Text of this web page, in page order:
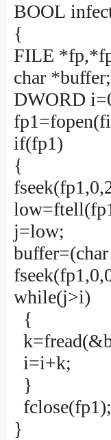
BOOL
{
FILE
char *buffer;
DWORD
if(fp1)
{
j=low;
while(j>i)
{
i=i+k;
}
fclose(fp1);
}